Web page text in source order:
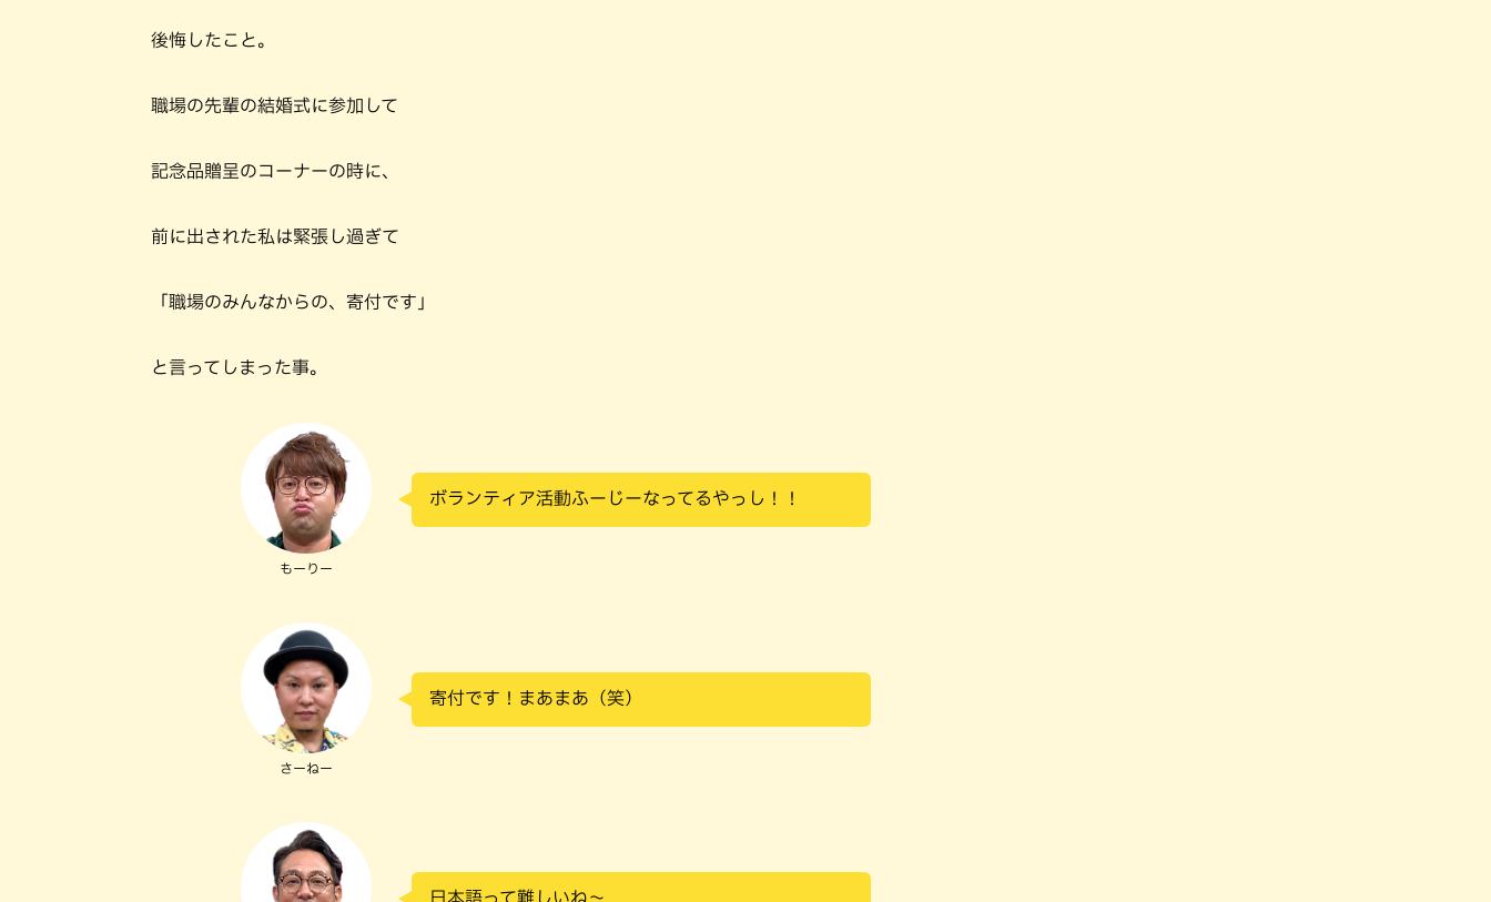
後悔したこと。
職場の先輩の結婚式に参加して
記念品贈呈のコーナーの時に、
前に出された私は緊張し過ぎて
「職場のみんなからの、寄付です」
と言ってしまった事。
もーりー
ボランティア活動ふーじーなってるやっし！！
さーねー
寄付です！まあまあ（笑）
日本語って難しいね～